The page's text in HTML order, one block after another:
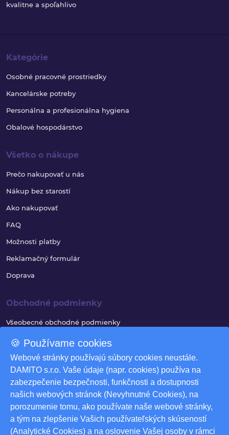
🍪 Používame cookies
Webové stránky používajú súbory cookies neustále.
DAMITO s.r.o. Vaše údaje (napr. cookies) používa na
zabezpečenie bezpečnosti, funkčnosti a dostupnosti
našich webových stránok (Nevyhnutné Cookies), na
porozumenie tomu, ako používate naše webové stránky,
a tým na zlepšenie Vašich používateľských skúseností
(Analytické Cookies) a na oslovenie Vašej osoby v rámci
kvalitne a spoľahlivo
Kategórie
Osobné pracovné prostriedky
Kancelárske potreby
Personálna a profesionálna hygiena
Obalové hospodárstvo
Všetko o nákupe
Prečo nakupovať u nás
Nákup bez starostí
Ako nakupovať
FAQ
Možnosti platby
Reklamačný formulár
Doprava
Obchodné podmienky
Všeobecné obchodné podmienky
Reklamačný poriadok
Ochrana osobných údajov
Využívanie súborov cookies
Odstúpenie od zmluvy
Odstúpenie od zmluvy - formulár
Nastavenia cookies